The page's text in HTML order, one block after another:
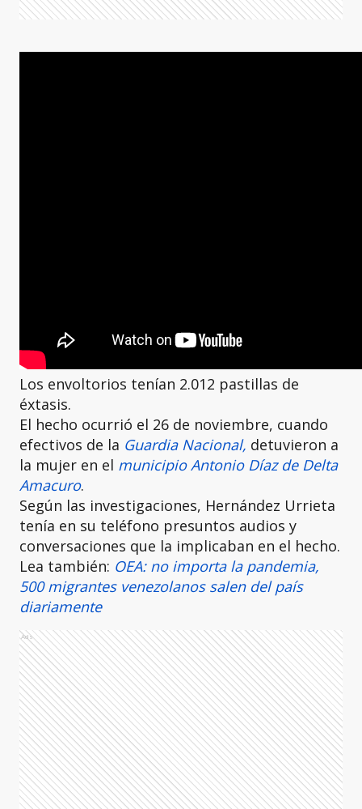
Los envoltorios tenían 2.012 pastillas de
éxtasis.
El hecho ocurrió el 26 de noviembre, cuando
efectivos de la Guardia Nacional, detuvieron a
la mujer en el municipio Antonio Díaz de Delta
Amacuro.
Según las investigaciones, Hernández Urrieta
tenía en su teléfono presuntos audios y
conversaciones que la implicaban en el hecho.
Lea también: OEA: no importa la pandemia,
500 migrantes venezolanos salen del país
diariamente
Ads